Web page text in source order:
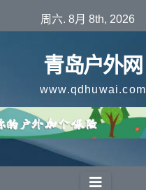
周六. 8月 8th, 2026
青岛户外网
www.qdhuwai.com